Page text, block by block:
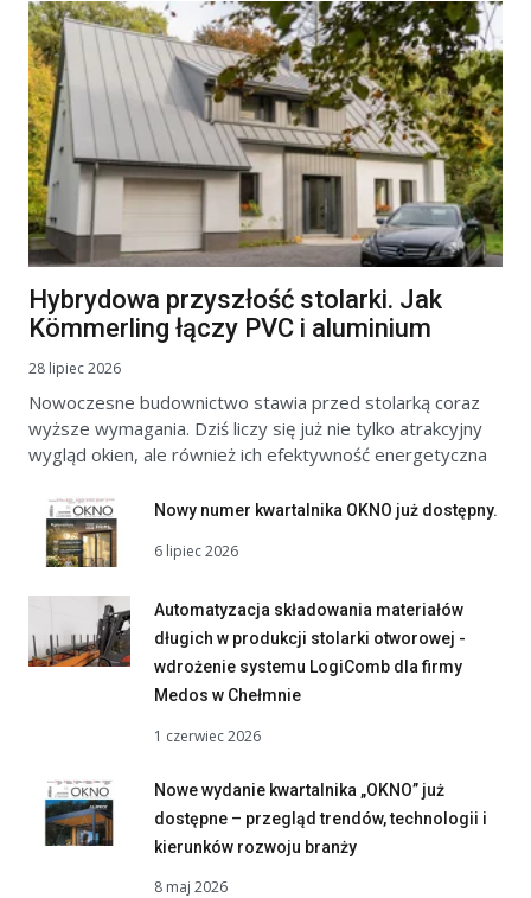
Hybrydowa przyszłość stolarki. Jak
Kömmerling łączy PVC i aluminium
28 lipiec 2026
Nowoczesne budownictwo stawia przed stolarką coraz
wyższe wymagania. Dziś liczy się już nie tylko atrakcyjny
wygląd okien, ale również ich efektywność energetyczna
Nowy numer kwartalnika OKNO już dostępny.
6 lipiec 2026
Automatyzacja składowania materiałów
długich w produkcji stolarki otworowej -
wdrożenie systemu LogiComb dla firmy
Medos w Chełmnie
1 czerwiec 2026
Nowe wydanie kwartalnika „OKNO” już
dostępne – przegląd trendów, technologii i
kierunków rozwoju branży
8 maj 2026